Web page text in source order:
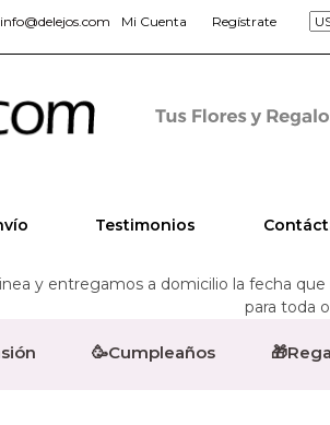
info@delejos.com Mi Cuenta Regístrate
Testimonios
y entregamos a domicilio la fecha
para toda
🥳Cumpleaños